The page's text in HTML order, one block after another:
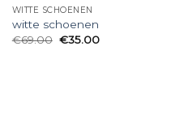
WITTE SCHOENEN
witte schoenen
€69.00 €35.00